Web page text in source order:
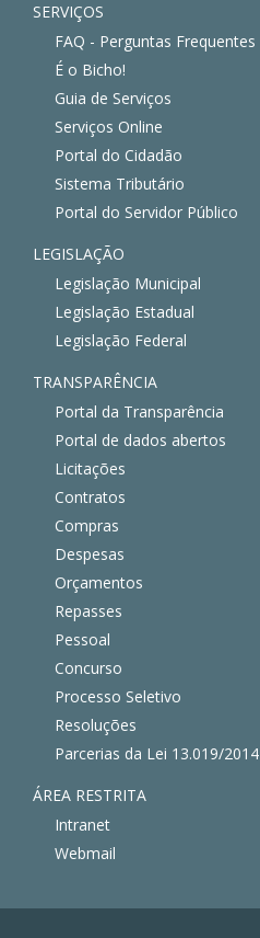
SERVIÇOS
FAQ - Perguntas Frequentes
É o Bicho!
Guia de Serviços
Serviços Online
Portal do Cidadão
Sistema Tributário
Portal do Servidor Público
LEGISLAÇÃO
Legislação Municipal
Legislação Estadual
Legislação Federal
TRANSPARÊNCIA
Portal da Transparência
Portal de dados abertos
Licitações
Contratos
Compras
Despesas
Orçamentos
Repasses
Pessoal
Concurso
Processo Seletivo
Resoluções
Parcerias da Lei 13.019/2014
ÁREA RESTRITA
Intranet
Webmail